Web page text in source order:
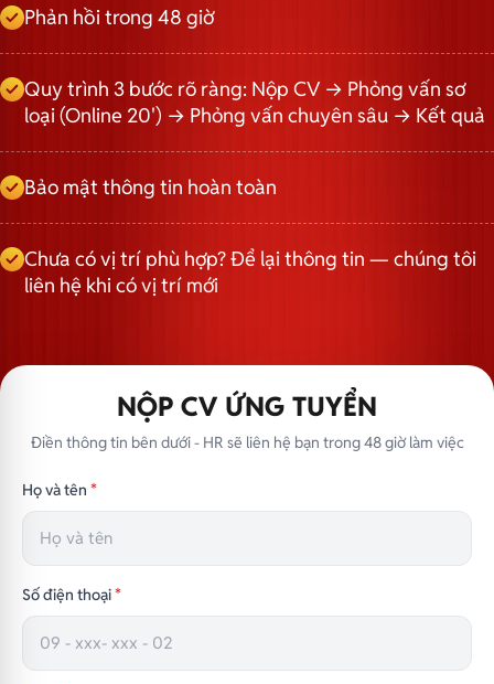
Phản hồi trong 48 giờ
Quy trình 3 bước rõ ràng: Nộp CV → Phỏng vấn sơ
loại (Online 20') → Phỏng vấn chuyên sâu → Kết quả
Bảo mật thông tin hoàn toàn
Chưa có vị trí phù hợp? Để lại thông tin — chúng tôi
liên hệ khi có vị trí mới
NỘP CV ỨNG TUYỂN
Điền thông tin bên dưới - HR sẽ liên hệ bạn trong 48 giờ làm việc
Họ và tên *
Số điện thoại*